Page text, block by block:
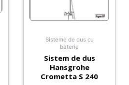
Sisteme de dus cu
baterie
Sistem de dus
Hansgrohe
Crometta S 240